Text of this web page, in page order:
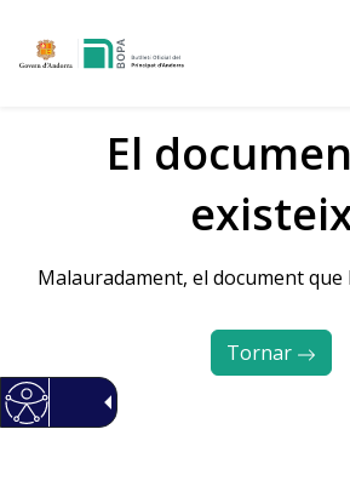
El
Malauradament, el document que